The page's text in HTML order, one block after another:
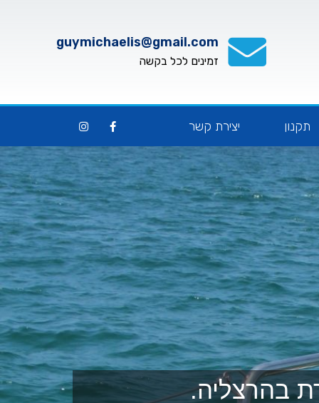
guymichaelis@gmail.com
זמינים לכל בקשה
תקנון יצירת קשר